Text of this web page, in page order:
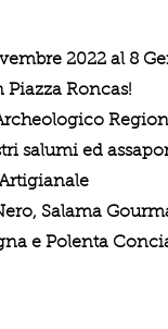
2022 al 8
Piazza Roncas!
salumi ed
Salama
e Polenta